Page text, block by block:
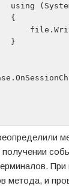
using
{
}
метода, и